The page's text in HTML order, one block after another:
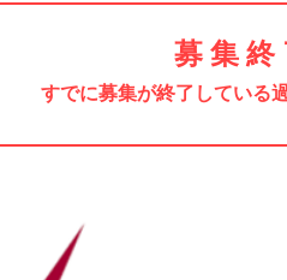
募 集 終
すでに募集が終了している